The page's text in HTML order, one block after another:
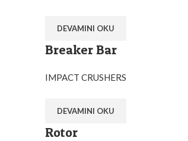
DEVAMINI OKU
Breaker Bar
IMPACT CRUSHERS
DEVAMINI OKU
Rotor